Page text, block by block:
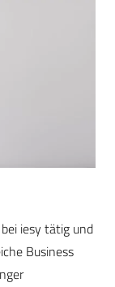
iesy tätig und
Business